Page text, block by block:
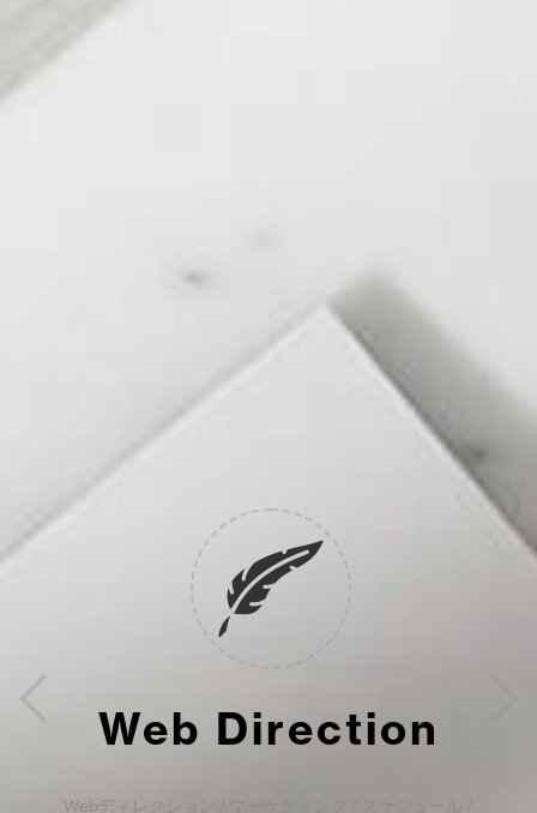
Web Direction
Webディレクション / マーケティング / スケジュール /